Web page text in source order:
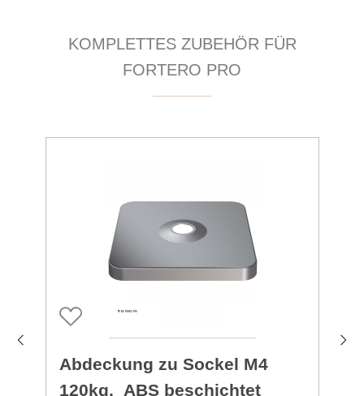
KOMPLETTES ZUBEHÖR FÜR
FORTERO PRO
Abdeckung zu Sockel M4
120kg, ABS beschichtet